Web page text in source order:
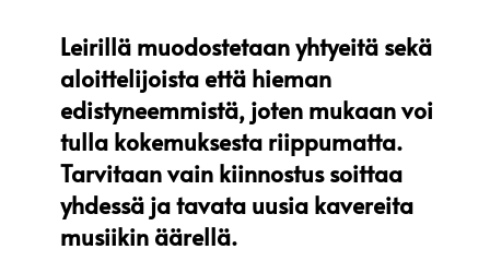
Leirillä muodostetaan yhtyeitä sekä
aloittelijoista että hieman
edistyneemmistä, joten mukaan voi
tulla kokemuksesta riippumatta.
Tarvitaan vain kiinnostus soittaa
yhdessä ja tavata uusia kavereita
musiikin äärellä.